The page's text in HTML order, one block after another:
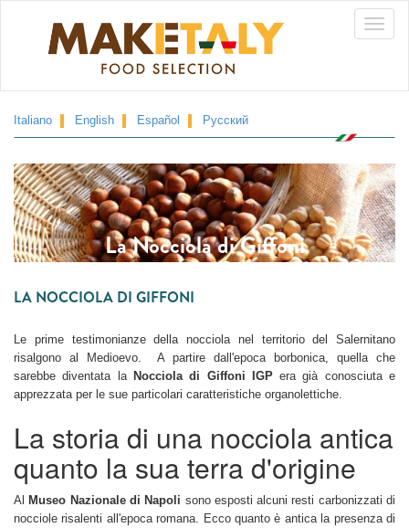
Toggle
Italiano English Español Русский
La Nocciola di Giffoni
LA NOCCIOLA DI GIFFONI
Le prime testimonianze della nocciola nel territorio del Salernitano
risalgono al Medioevo. A partire dall'epoca borbonica, quella che
sarebbe diventata la Nocciola di Giffoni IGPera già conosciuta e
apprezzata per le sue particolari caratteristiche organolettiche.
La storia di una nocciola antica
quanto la sua terra d'origine
Al Museo Nazionale di Napoli sono esposti alcuni resti carbonizzati di
nocciole risalenti all'epoca romana. Ecco quanto è antica la presenza di